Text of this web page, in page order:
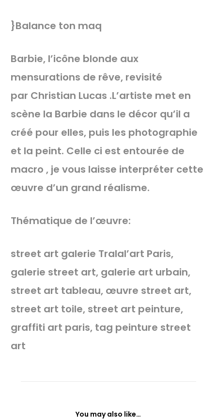
}Balance ton maq
Barbie, l’icône blonde aux
mensurations de rêve, revisité
par Christian Lucas .L’artiste met en
scène la Barbie dans le décor qu’il a
créé pour elles, puis les photographie
et la peint. Celle ci est entourée de
macro , je vous laisse interpréter cette
œuvre d’un grand réalisme.
Thématique de l’œuvre:
street art galerie Tralal’art Paris,
galerie street art, galerie art urbain,
street art tableau, œuvre street art,
street art toile, street art peinture,
graffiti art paris, tag peinture street
art
You may also like…